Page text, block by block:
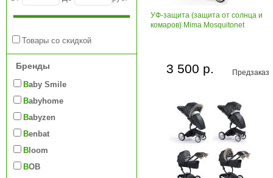
Товары со скидкой
Бренды
Baby Smile
Babyhome
Babyzen
Benbat
Bloom
BOB
УФ-защита (защита от солнца и
комаров) Mima Mosquitonet
Предзаказ
3 500 р.